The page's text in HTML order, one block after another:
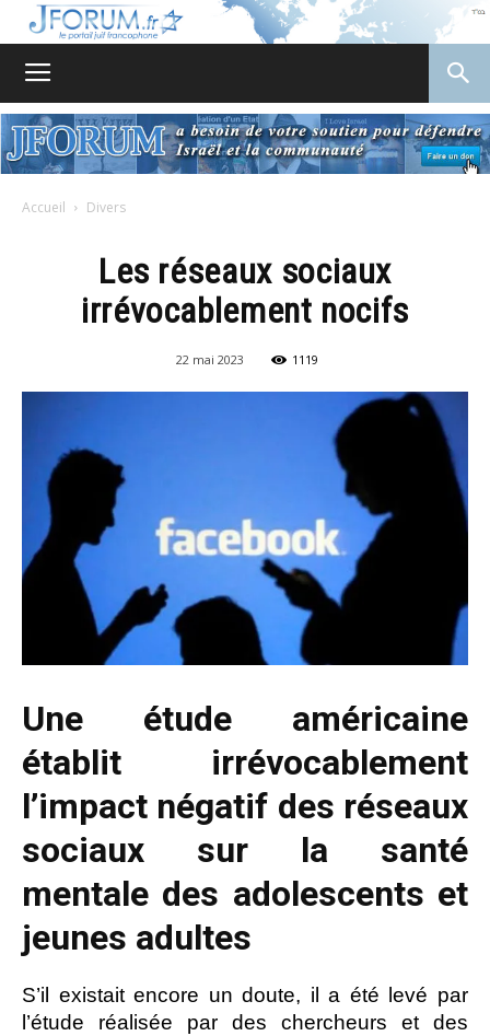
Accueil Divers
Les réseaux sociaux
irrévocablement nocifs
22 mai 2023 1119
Une étude américaine
établit irrévocablement
l’impact négatif des réseaux
sociaux sur la santé
mentale des adolescents et
jeunes adultes
S’il existait encore un doute, il a été levé par
l’étude réalisée par des chercheurs et des